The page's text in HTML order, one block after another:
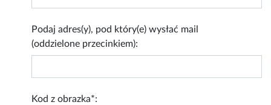
Podaj adres(y), pod który(e) wysłać mail
(oddzielone przecinkiem):
Kod z obrazka*: